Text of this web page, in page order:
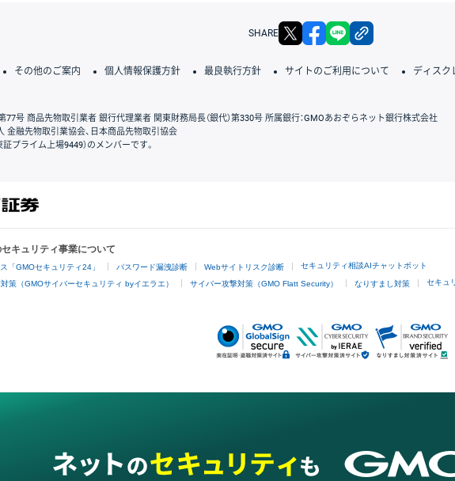
SHARE X facebook
その他のご案内 個人情報保護方針 最良執行方針 サイトのご利用について ディスク
77号 商品先物取引業者 銀行代理業者 関東財務局長（銀代）第330号 所属銀行：GMOあおぞらネット銀行株式会社
金融先物取引業協会、日本商品先物取引協会
プライム上場9449）のメンバーです。
キュリティ事業について
「GMOセキュリティ24」 パスワード漏洩診断 Webサイトリスク診断 セキュリティ相談AIチャットボット
策（GMOサイバーセキュリティ byイエラエ） サイバー攻撃対策（GMO Flatt Security） なりすまし対策 セキュ